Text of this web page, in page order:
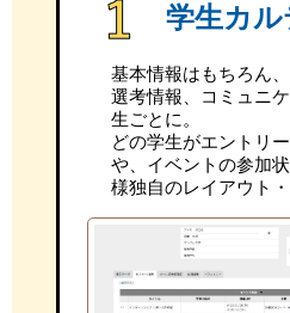
学生カル
基本情報はもちろん
選考情報、コミュニ
生ごとに。
どの学生がエントリ
や、イベントの参加
様独自のレイアウト